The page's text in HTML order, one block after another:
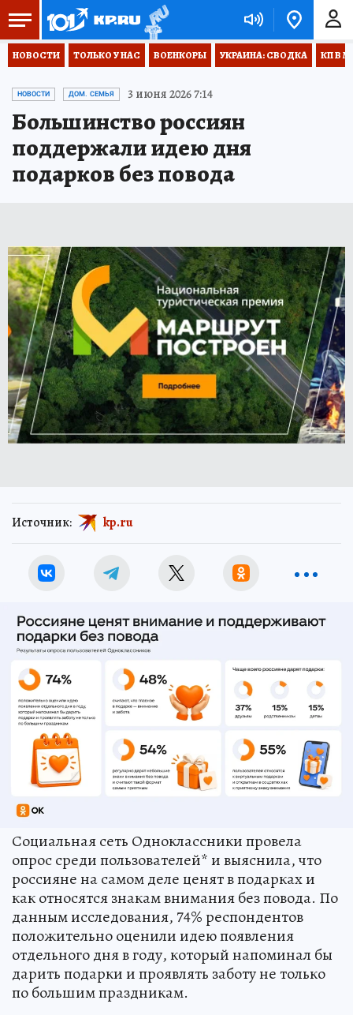
НОВОСТИ ТОЛЬКО У НАС ВОЕНКОРЫ УКРАИНА: СВОДКА КП В
НОВОСТИ ДОМ. СЕМЬЯ 3 июня 2026 7:14
Большинство россиян
поддержали идею дня
подарков без повода
Источник: kp.ru
Социальная сеть Одноклассники провела
опрос среди пользователей* и выяснила, что
россияне на самом деле ценят в подарках и
как относятся знакам внимания без повода. По
данным исследования, 74% респондентов
положительно оценили идею появления
отдельного дня в году, который напоминал бы
дарить подарки и проявлять заботу не только
по большим праздникам.